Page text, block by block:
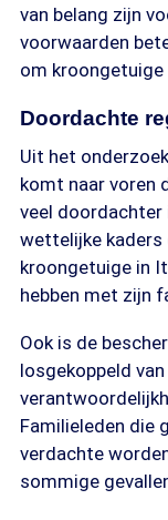
van belang zijn
voorwaarden
om kroongetuige
Doordachte
Uit het
komt naar voren
veel doordachter
wettelijke kaders
kroongetuige in
hebben met zijn
Ook is de
losgekoppeld
Familieleden die
verdachte
sommige